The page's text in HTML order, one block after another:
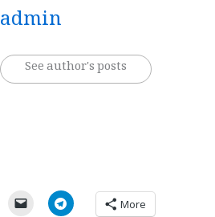
admin
See author's posts
More